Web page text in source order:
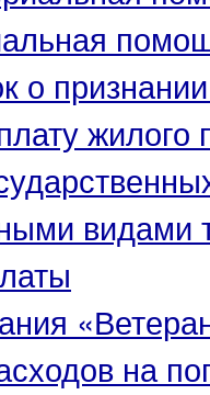
о
видами
на